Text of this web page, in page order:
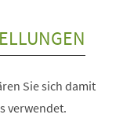
Sie sich damit
verwendet.